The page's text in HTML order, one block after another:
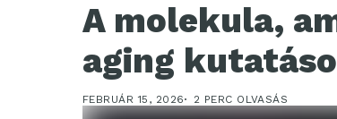
A molekula,
aging
FEBRUÁR 15, 2026 2 PERC OLVASÁS